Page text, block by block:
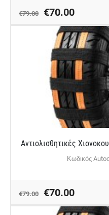
€79.00 €70.00
Αντιολισθητικές
Κωδικός
€79.00 €70.00